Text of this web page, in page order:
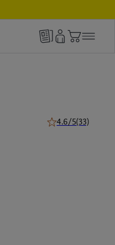
4.6/5(33)